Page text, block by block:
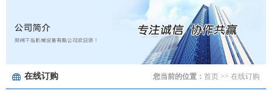
您当前的位置： 首页 >> 在线订购
在线订购